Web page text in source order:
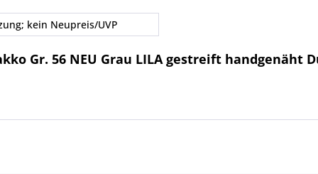
kein Neupreis/UVP
Gr. 56 NEU Grau LILA gestreift handgenäht